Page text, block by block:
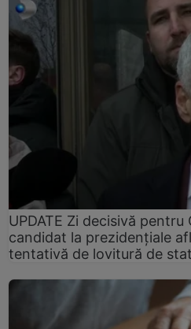
UPDATE Zi decisivă
candidat la prezidențiale
tentativă de lovitură de stat